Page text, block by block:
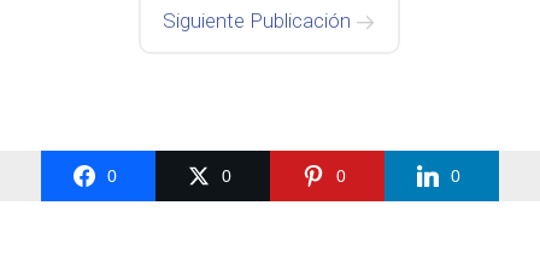
Siguiente Publicación
0 0 0 0